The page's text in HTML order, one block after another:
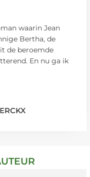
waarin Jean
Bertha, de
de beroemde
En nu ga ik